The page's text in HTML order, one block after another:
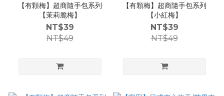
【有顆梅】超商隨手包系列
【茉莉脆梅】
NT$39
NT$49
【有顆梅】超商隨手包系列
【小紅梅】
NT$39
NT$49